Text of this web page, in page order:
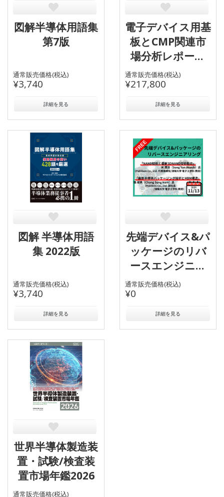
図解半導体用語集
第7版
通常販売価格(税込)
¥3,740
詳細を見る
電子デバイス用基
板とCMP関連市
場分析レポート
2025
通常販売価格(税込)
¥217,800
詳細を見る
図解 半導体用語
集 2022版
通常販売価格(税込)
¥3,740
詳細を見る
先端デバイス&パ
ッケージのリバ
ースエンジニア
リング
通常販売価格(税込)
¥0
詳細を見る
世界半導体製造装
置・試験/検査装
置市場年鑑2026
通常販売価格(税込)